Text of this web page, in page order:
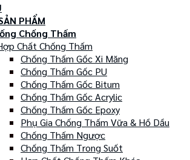
PHẨM
Chống Thấm
Chất Chống Thấm
Chống Thấm Gốc Xi Măng
Chống Thấm Gốc PU
Chống Thấm Gốc Bitum
Chống Thấm Gốc Acrylic
Chống Thấm Gốc Epoxy
Phụ Gia Chống Thấm Vữa & Hồ Dầu
Chống Thấm Ngược
Chống Thấm Trong Suốt